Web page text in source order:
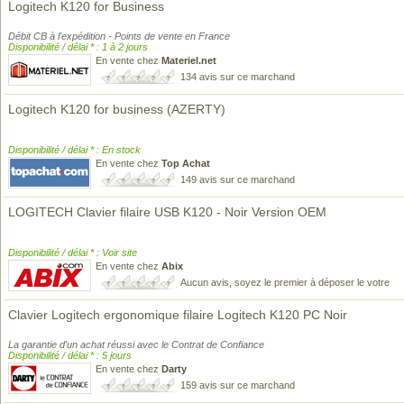
Logitech K120 for Business
Débit CB à l'expédition - Points de vente en France
Disponibilité / délai * : 1 à 2 jours
En vente chez Materiel.net
134 avis sur ce marchand
Logitech K120 for business (AZERTY)
Disponibilité / délai * : En stock
En vente chez Top Achat
149 avis sur ce marchand
LOGITECH Clavier filaire USB K120 - Noir Version OEM
Disponibilité / délai * : Voir site
En vente chez Abix
Aucun avis, soyez le premier à déposer le votre
Clavier Logitech ergonomique filaire Logitech K120 PC Noir
La garantie d'un achat réussi avec le Contrat de Confiance
Disponibilité / délai * : 5 jours
En vente chez Darty
159 avis sur ce marchand